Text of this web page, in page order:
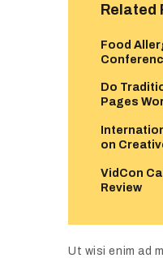
Related
Food
Do
Pages
on
VidCon
Review
Ut wisi enim ad